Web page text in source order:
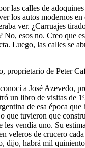
las calles de
los autos modernos en
ver. ¿Carruajes
No, esos no. Creo que
Luego, las calles se
a José Azevedo,
un libro de visitas de
de esa época que
que tuvieron que
les vendía uno. Su
veleros de crucero
dijo, habrá mil